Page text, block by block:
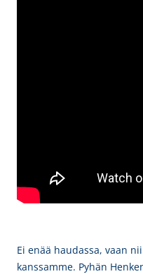
Ei enää haudassa, vaan
kanssamme. Pyhän